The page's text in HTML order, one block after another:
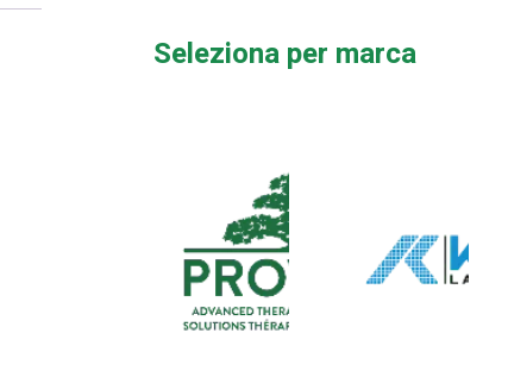
da
Seleziona per marca